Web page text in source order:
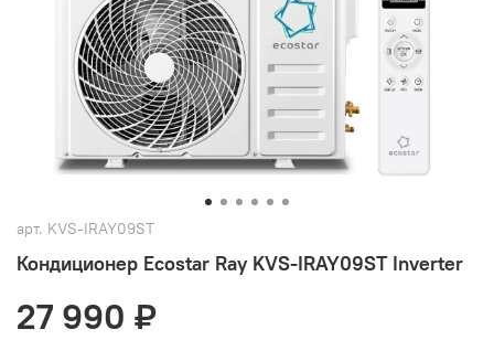
арт. KVS-IRAY09ST
Кондиционер Ecostar Ray KVS-IRAY09ST Inverter
27 990 ₽